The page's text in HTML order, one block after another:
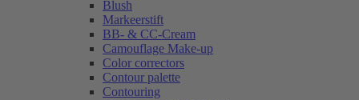
Blush
Markeerstift
BB- & CC-Cream
Camouflage Make-up
Color correctors
Contour palette
Contouring